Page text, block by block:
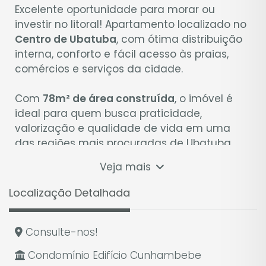
Excelente oportunidade para morar ou
investir no litoral! Apartamento localizado no
Centro de Ubatuba, com ótima distribuição
interna, conforto e fácil acesso às praias,
comércios e serviços da cidade.
Com 78m² de área construída, o imóvel é
ideal para quem busca praticidade,
valorização e qualidade de vida em uma
das regiões mais procuradas de Ubatuba.
📐 Características do Imóvel
2 dormitórios , sendo 1 suíte
Sala de estar
Sala de jantar
Cozinha funcional
2 banheiros
Veja mais
Localização Detalhada
Consulte-nos!
Condomínio Edifício Cunhambebe